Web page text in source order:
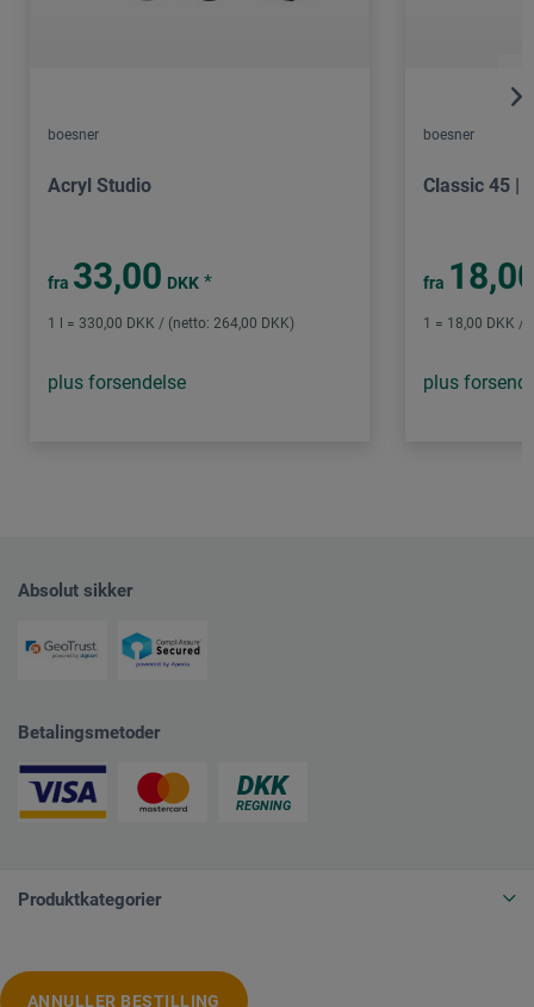
boesner
Acryl Studio
fra 33,00 DKK *
1 l = 330,00 DKK / (netto: 264,00 DKK)
plus forsendelse
boesner
Classic 45 |
fra
1 = 18,00 DKK /
plus
Absolut sikker
Betalingsmetoder
Produktkategorier
ANNULLER BESTILLING